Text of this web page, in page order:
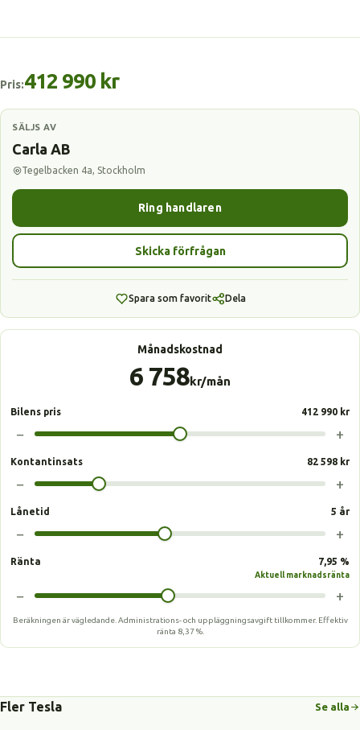
Pris:412 990 kr
SÄLJS AV
Carla AB
Tegelbacken 4a, Stockholm
Ring handlaren
Skicka förfrågan
Spara som favorit Dela
Månadskostnad
6 758kr/mån
Bilens pris 412 990 kr
− +
Kontantinsats 82 598 kr
− +
Lånetid 5 år
− +
Ränta 7,95 %
Aktuell marknadsränta
− +
Beräkningen är vägledande. Administrations- och uppläggningsavgift tillkommer. Effektiv
ränta 8,37 %.
Fler Tesla Se alla